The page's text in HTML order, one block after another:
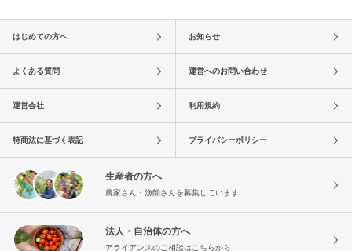
はじめての方へ お知らせ
よくある質問 運営へのお問い合わせ
運営会社 利用規約
特商法に基づく表記 プライバシーポリシー
生産者の方へ
農家さん・漁師さんを募集しています!
法人・自治体の方へ
アライアンスのご相談はこちらから